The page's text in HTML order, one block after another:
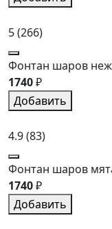
5(266)
Фонтан шаров
1740₽
Добавить
4.9(83)
Фонтан шаров
1740₽
Добавить